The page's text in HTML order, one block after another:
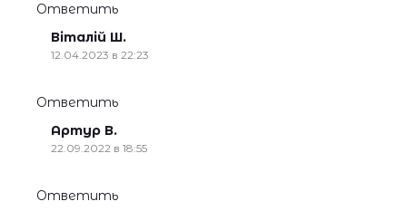
Ответить
Віталій Ш.
12.04.2023 в 22:23
Ответить
Артур В.
22.09.2022 в 18:55
Ответить